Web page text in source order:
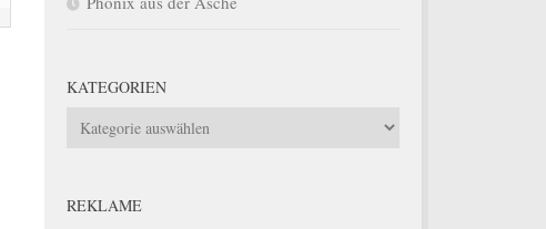
KATEGORIEN
Kategorien
REKLAME